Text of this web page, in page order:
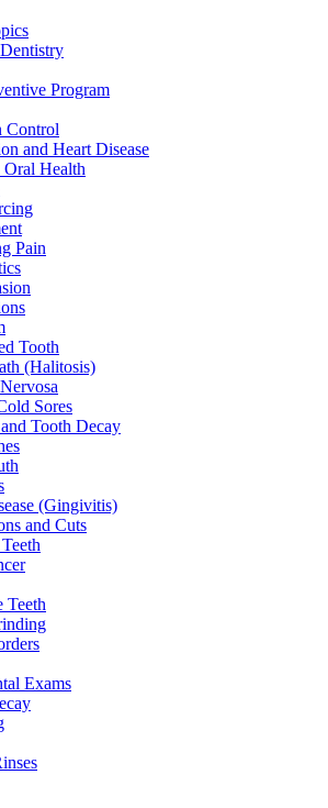
Program
Control
and Heart Disease
Oral Health
Pain
Tooth
(Halitosis)
Sores
Tooth Decay
(Gingivitis)
and Cuts
Teeth
Exams